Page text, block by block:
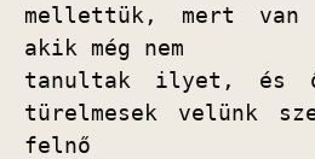
mellettük, mert
akik még nem
tanultak ilyet, és
türelmesek velünk
felnő